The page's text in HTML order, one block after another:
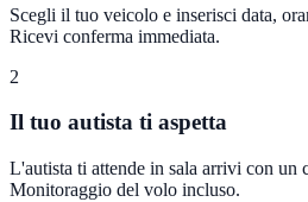
Scegli il tuo veicolo e inserisci data,
Ricevi conferma immediata.
2
Il tuo autista ti aspetta
L'autista ti attende in sala arrivi con un
Monitoraggio del volo incluso.